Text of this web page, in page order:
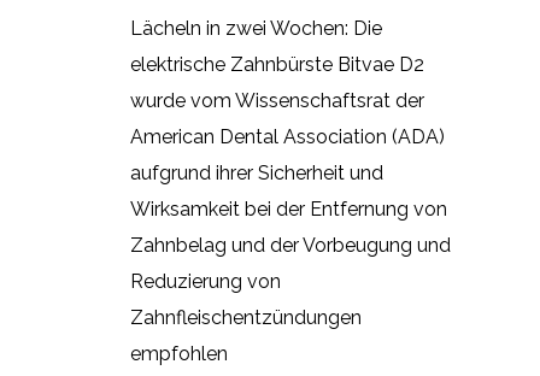
Lächeln in zwei Wochen: Die
elektrische Zahnbürste Bitvae D2
wurde vom Wissenschaftsrat der
American Dental Association (ADA)
aufgrund ihrer Sicherheit und
Wirksamkeit bei der Entfernung von
Zahnbelag und der Vorbeugung und
Reduzierung von
Zahnfleischentzündungen
empfohlen